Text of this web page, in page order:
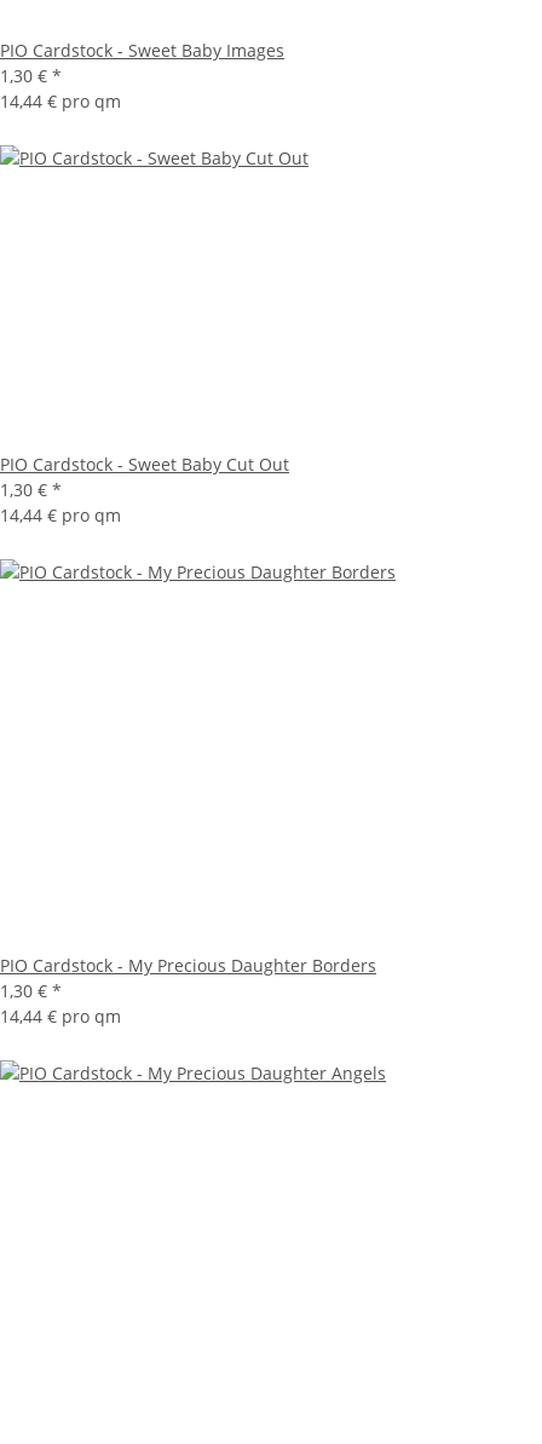
PIO Cardstock - Sweet Baby Images
1,30 € *
14,44 € pro qm
PIO Cardstock - Sweet Baby Cut Out
1,30 € *
14,44 € pro qm
PIO Cardstock - My Precious Daughter Borders
1,30 € *
14,44 € pro qm